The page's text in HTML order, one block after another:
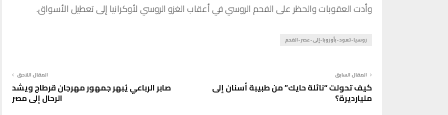
وأدت العقوبات والحظر على الفحم الروسي في أعقاب الغزو الروسي لأوكرانيا إلى تعطيل الأسواق.
روسيا-تعود-بأوروبا-إلى-عصر-الفحم
المقال السابق
كيف تحولت “نائلة حايك” من طبيبة أسنان إلى
مليارديرة؟
المقال اللاحق
صابر الرباعي يُبهر جمهور مهرجان قرطاج ويشد
الرحال إلى مصر